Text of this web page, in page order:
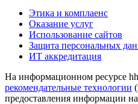
Этика и комплаенс
Оказание услуг
Использование сайтов
Защита персональных
ИТ аккредитация
На информационном ресурсе
рекомендательные технологии
предоставления информации